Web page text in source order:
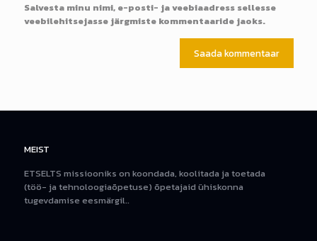
Salvesta minu nimi, e-posti- ja veebiaadress sellesse
veebilehitsejasse järgmiste kommentaaride jaoks.
MEIST
ETSELTS missiooniks on koondada, koolitada ja toetada
(töö- ja tehnoloogiaõpetuse) õpetajaid ühiskonna
tugevdamise eesmärgil..